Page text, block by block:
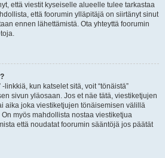
että viestit kyseiselle alueelle tulee tarkastaa
että foorumin ylläpitäjä on siirtänyt sinut
ennen lähettämistä. Ota yhteyttä foorumin
linkkiä, kun katselet sitä, voit “tönäistä”
sivun yläosaan. Jos et näe tätä, viestiketjujen
aika joka viestiketjujen tönäisemisen välillä
myös mahdollista nostaa viestiketjua
että noudatat foorumin sääntöjä jos päätät